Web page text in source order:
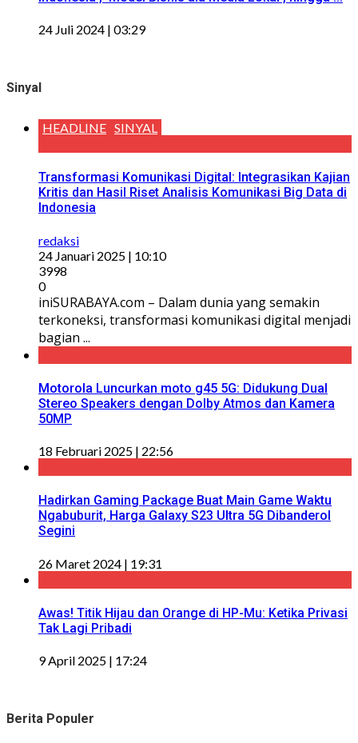
24 Juli 2024 | 03:29
Sinyal
HEADLINE SINYAL
Transformasi Komunikasi Digital: Integrasikan Kajian
Kritis dan Hasil Riset Analisis Komunikasi Big Data di
Indonesia
redaksi
24 Januari 2025 | 10:10
3998
0
iniSURABAYA.com – Dalam dunia yang semakin
terkoneksi, transformasi komunikasi digital menjadi
bagian ...
Motorola Luncurkan moto g45 5G: Didukung Dual
Stereo Speakers dengan Dolby Atmos dan Kamera
50MP
18 Februari 2025 | 22:56
Hadirkan Gaming Package Buat Main Game Waktu
Ngabuburit, Harga Galaxy S23 Ultra 5G Dibanderol
Segini
26 Maret 2024 | 19:31
Awas! Titik Hijau dan Orange di HP-Mu: Ketika Privasi
Tak Lagi Pribadi
9 April 2025 | 17:24
Berita Populer